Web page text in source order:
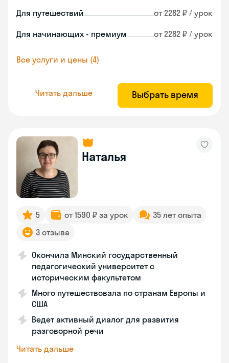
Для путешествий от 2282 ₽ / урок
Для начинающих - премиум от 2282 ₽ / урок
Все услуги и цены (4)
Читать дальше Выбрать время
Наталья
5 от 1590 ₽ за урок
35 лет опыта
3 отзыва
Окончила Минский государственный
педагогический университет с
историческим факультетом
Много путешествовала по странам Европы и
США
Ведет активный диалог для развития
разговорной речи
Читать дальше